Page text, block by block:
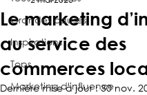
Grandes causes
Inspirations
Tops
Marketing d'influence
Le marketing
au service des
commerces
Dernière mise à jour :30 nov.